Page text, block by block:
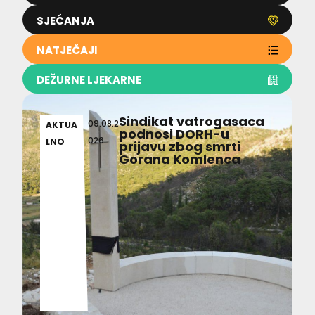
SJEĆANJA
NATJEČAJI
DEŽURNE LJEKARNE
AKTUA
LNO
09.08.2
026
Sindikat vatrogasaca
podnosi DORH-u
prijavu zbog smrti
Gorana Komlenca